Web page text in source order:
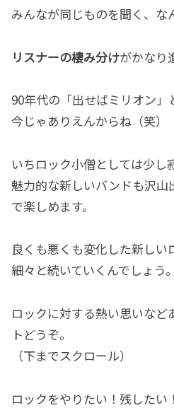
みんなが同じものを聞く、な
リスナーの棲み分けがかなり
90年代の「出せばミリオン」
今じゃありえんからね（笑）
いちロック小僧としては少し
魅力的な新しいバンドも沢
で楽しめます。
良くも悪くも変化した新しい
細々と続いていくんでしょう。
ロックに対する熱い思いな
トどうぞ。
（下までスクロール）
ロックをやりたい！残したい！